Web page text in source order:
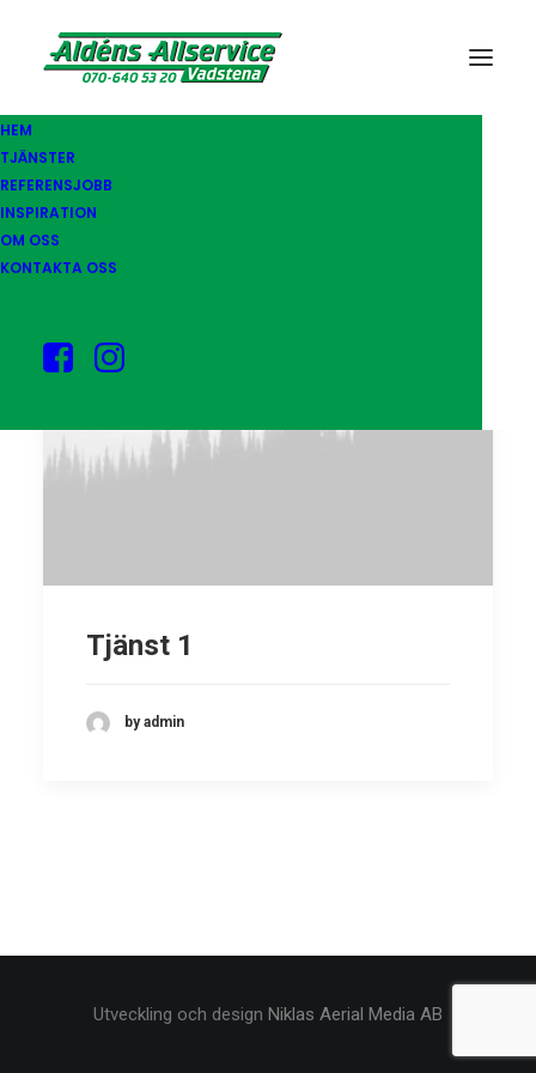
HEM
TJÄNSTER
REFERENSJOBB
INSPIRATION
OM OSS
KONTAKTA OSS
Tjänst 1
by admin
Utveckling och design Niklas Aerial Media AB